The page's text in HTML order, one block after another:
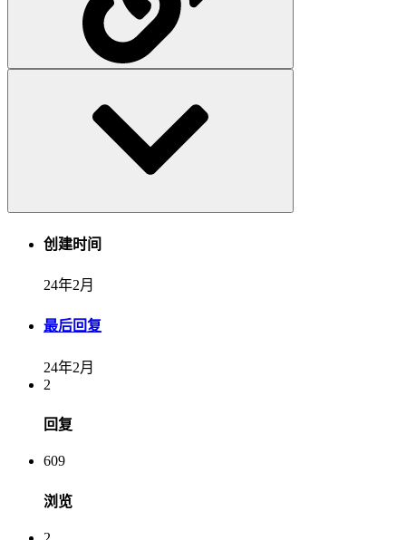
创建时间
24年2月
最后回复
24年2月
2
回复
609
浏览